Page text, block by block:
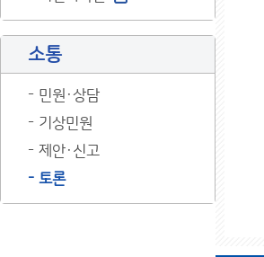
소통
민원·상담
기상민원
제안·신고
토론